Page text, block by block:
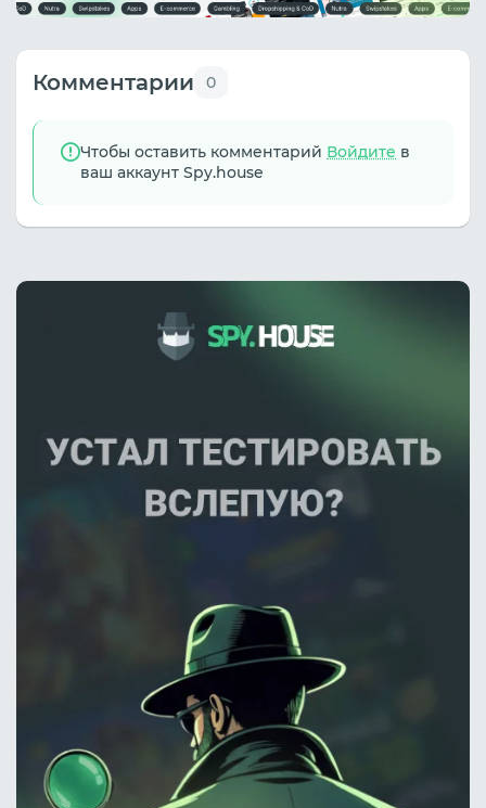
Комментарии 0
Чтобы оставить комментарий Войдите в
ваш аккаунт Spy.house